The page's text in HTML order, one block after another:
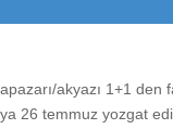
akyazı 1+1 den
26 temmuz yozgat